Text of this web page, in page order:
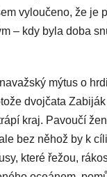
vyloučeno, že je
– kdy byla doba
mýtus o
dvojčata
kraj. Pavoučí
bez něhož by k
které řežou,